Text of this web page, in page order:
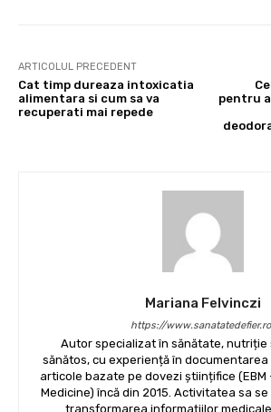
ARTICOLUL PRECEDENT
Cat timp dureaza intoxicatia
alimentara si cum sa va
recuperati mai repede
pentru
Mariana Felvinczi
https://
Autor specializat în sănătate, nutriție
sănătos, cu experiență în
articole bazate pe dovezi științifice (EBM
Medicine) încă din 2015. Activitatea sa
transformarea informațiilor